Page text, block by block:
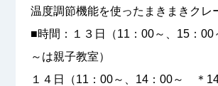
温度調節機能を使ったまきまきクレ
■時間：１３日（11：00～、15：
～は親子教室）
１４日（11：00～、14：00～ ＊